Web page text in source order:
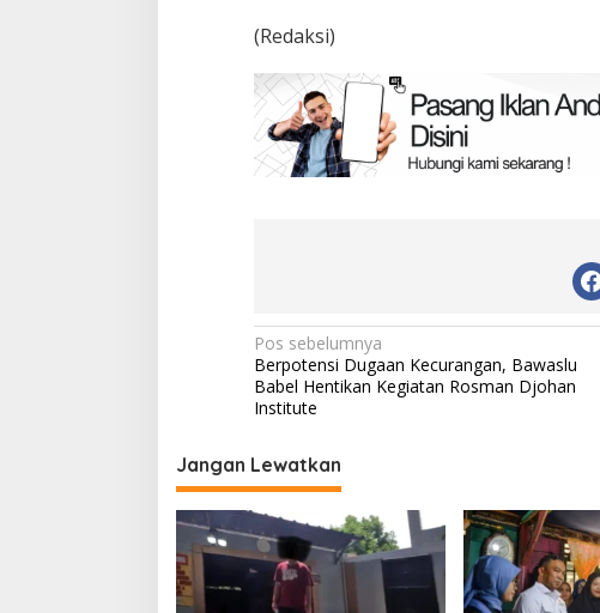
(Redaksi)
Navigasi
pos
Pos sebelumnya
Berpotensi Dugaan Kecurangan, Bawaslu
Babel Hentikan Kegiatan Rosman Djohan
Institute
Jangan Lewatkan